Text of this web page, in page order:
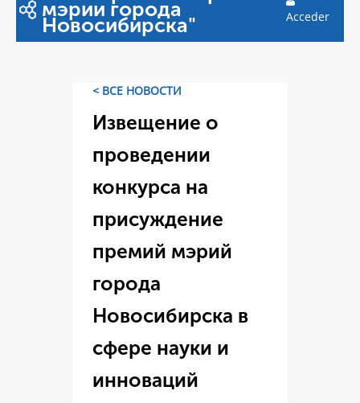
мэрии города
Новосибирска" Acceder
< ВСЕ НОВОСТИ
Извещение о
проведении
конкурса на
присуждение
премий мэрий
города
Новосибирска в
сфере науки и
инноваций